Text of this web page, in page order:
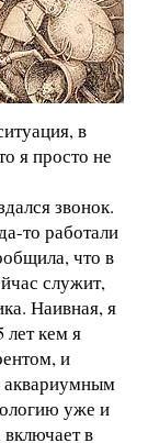
в
я просто не
звонок.
то работали
что в
служит,
Наивная, я
лет кем я
и
аквариумным
уже и
в